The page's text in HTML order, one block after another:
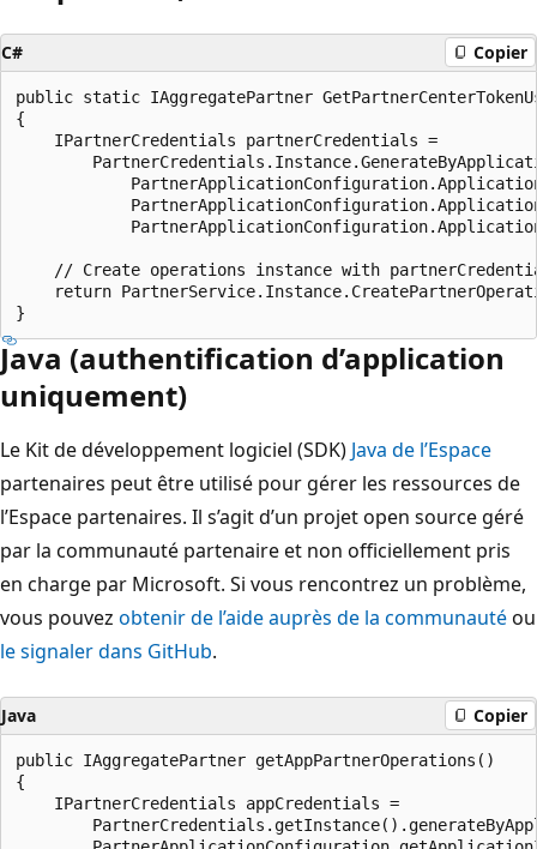
C# Copier
public static IAggregatePartner
{
    IPartnerCredentials partnerCredentials =
// Create operations instance with
return
Java (authentification d’application
uniquement)
Le Kit de développement logiciel (SDK) Java de l’Espace
partenaires peut être utilisé pour gérer les ressources de
l’Espace partenaires. Il s’agit d’un projet open source géré
par la communauté partenaire et non officiellement pris
en charge par Microsoft. Si vous rencontrez un problème,
vous pouvez obtenir de l’aide auprès de la communautéou
le signaler dans GitHub.
Java Copier
public IAggregatePartner getAppPartnerOperations()
{
    IPartnerCredentials appCredentials =